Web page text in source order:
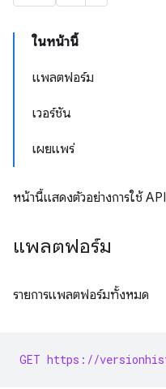
ในหน้านี้
แพลตฟอร์ม
เวอร์ชัน
เผยแพร่
หน้านี้แสดงตัวอย่างการใช้
แพลตฟอร์ม
รายการแพลตฟอร์มทั้งหมด
GET https://